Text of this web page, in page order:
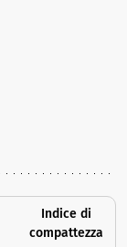
Indice di
compattezza